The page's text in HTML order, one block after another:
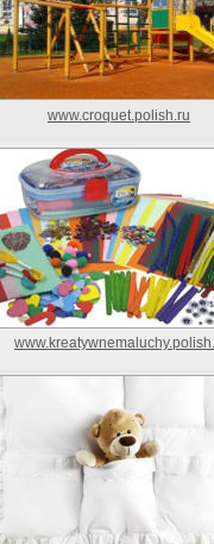
www.croquet.polish.ru